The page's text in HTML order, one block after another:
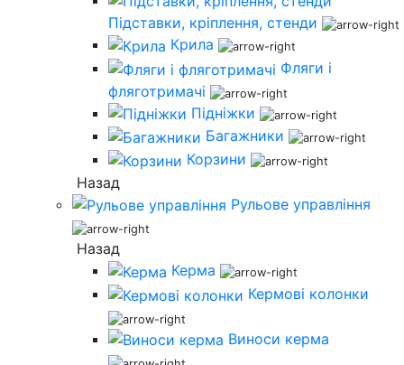
Підставки, кріплення, стенди
Крила
Фляги і
фляготримачі
Підніжки
Багажники
Корзини
Назад
Рульове управління
Назад
Керма
Кермові колонки
Виноси керма